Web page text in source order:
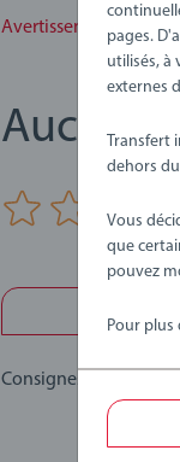
Avertissements et
Aucune
Consignes d'évaluation
pages.
utilisés, à
externes
Transfert
dehors
Vous
que
pouvez
Pour